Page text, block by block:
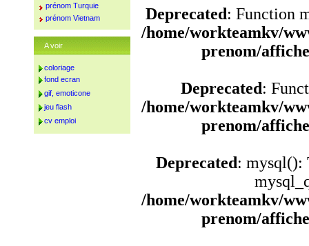
Deprecated: Function
/home/workteamkv/
prenom/
Deprecated:
/home/workteamkv/
prenom/
Deprecated: mysql():
/home/workteamkv/
prenom/
prénom Turquie
prénom Vietnam
A voir
coloriage
fond ecran
gif, emoticone
jeu flash
cv emploi